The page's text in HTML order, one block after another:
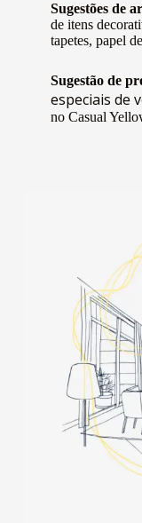
Sugestões de
de itens
tapetes, papel
Sugestão de
especiais de
no Casual